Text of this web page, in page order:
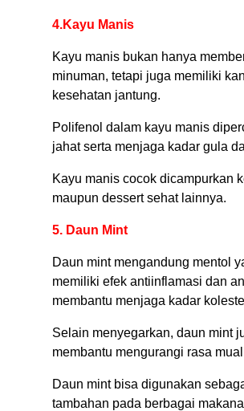
4.Kayu Manis
Kayu manis bukan hanya
minuman, tetapi juga memiliki
kesehatan jantung.
Polifenol dalam kayu manis
jahat serta menjaga kadar gula
Kayu manis cocok dicampurkan
maupun dessert sehat lainnya.
5. Daun Mint
Daun mint mengandung mentol
memiliki efek antiinflamasi dan
membantu menjaga kadar
Selain menyegarkan, daun mint
membantu mengurangi rasa
Daun mint bisa digunakan
tambahan pada berbagai